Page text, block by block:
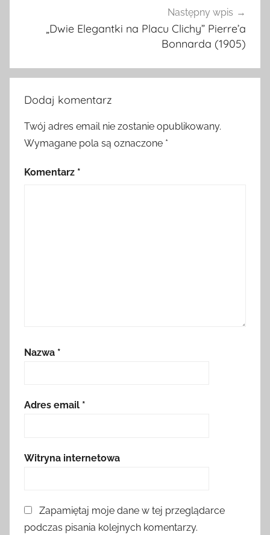
Następny wpis
„Dwie Elegantki na Placu Clichy” Pierre’a
Bonnarda (1905)
Dodaj komentarz
Twój adres email nie zostanie opublikowany.
Wymagane pola są oznaczone *
Komentarz *
Nazwa *
Adres email *
Witryna internetowa
Zapamiętaj moje dane w tej przeglądarce
podczas pisania kolejnych komentarzy.